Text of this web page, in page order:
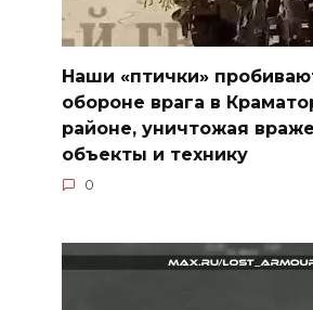
Наши «птички»
обороне врага в
районе, уничтожая
объекты и технику
0